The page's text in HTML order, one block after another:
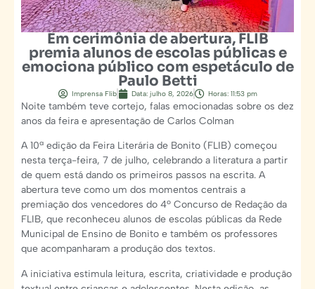
Em cerimônia de abertura, FLIB
premia alunos de escolas públicas e
emociona público com espetáculo de
Paulo Betti
Imprensa Flib Data: julho 8, 2026 Horas: 11:53 pm
Noite também teve cortejo, falas emocionadas sobre os dez
anos da feira e apresentação de Carlos Colman
A 10ª edição da Feira Literária de Bonito (FLIB) começou
nesta terça-feira, 7 de julho, celebrando a literatura a partir
de quem está dando os primeiros passos na escrita. A
abertura teve como um dos momentos centrais a
premiação dos vencedores do 4º Concurso de Redação da
FLIB, que reconheceu alunos de escolas públicas da Rede
Municipal de Ensino de Bonito e também os professores
que acompanharam a produção dos textos.
A iniciativa estimula leitura, escrita, criatividade e produção